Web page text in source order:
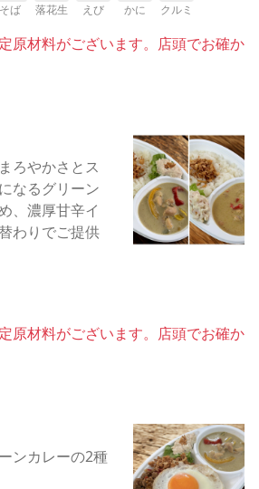
そば 落花生 えび かに クルミ
原材料がございます。店頭でお確か
ろやかさとス
なるグリーン
、濃厚甘辛イ
わりでご提供
原材料がございます。店頭でお確か
ンカレーの2種